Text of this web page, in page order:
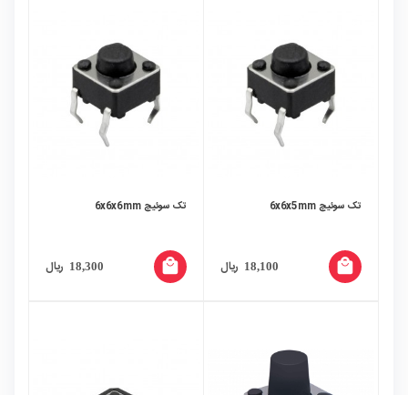
تک سوئیچ 6x6x5mm
18,100 ریال local_mall
تک سوئیچ 6x6x6mm
18,300 ریال local_mall